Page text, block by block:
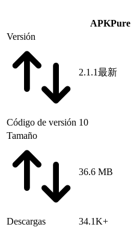
APKPure
Versión
2.1.1最新
Código de versión 10
Tamaño
36.6 MB
Descargas 34.1K+